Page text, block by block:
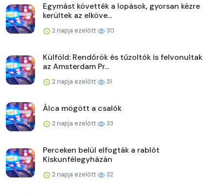
Egymást követték a lopások, gyorsan kézre
kerültek az elköve...
2 napja ezelőtt 30
Külföld: Rendőrök és tűzoltók is felvonultak
az Amsterdam Pr...
2 napja ezelőtt 31
Álca mögött a csalók
2 napja ezelőtt 33
Perceken belül elfogták a rablót
Kiskunfélegyházán
2 napja ezelőtt 32